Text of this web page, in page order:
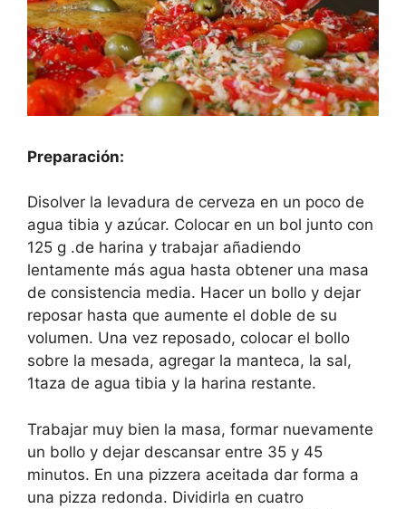
Preparación:
Disolver la levadura de cerveza en un poco de
agua tibia y azúcar. Colocar en un bol junto con
125 g .de harina y trabajar añadiendo
lentamente más agua hasta obtener una masa
de consistencia media. Hacer un bollo y dejar
reposar hasta que aumente el doble de su
volumen. Una vez reposado, colocar el bollo
sobre la mesada, agregar la manteca, la sal,
1taza de agua tibia y la harina restante.
Trabajar muy bien la masa, formar nuevamente
un bollo y dejar descansar entre 35 y 45
minutos. En una pizzera aceitada dar forma a
una pizza redonda. Dividirla en cuatro